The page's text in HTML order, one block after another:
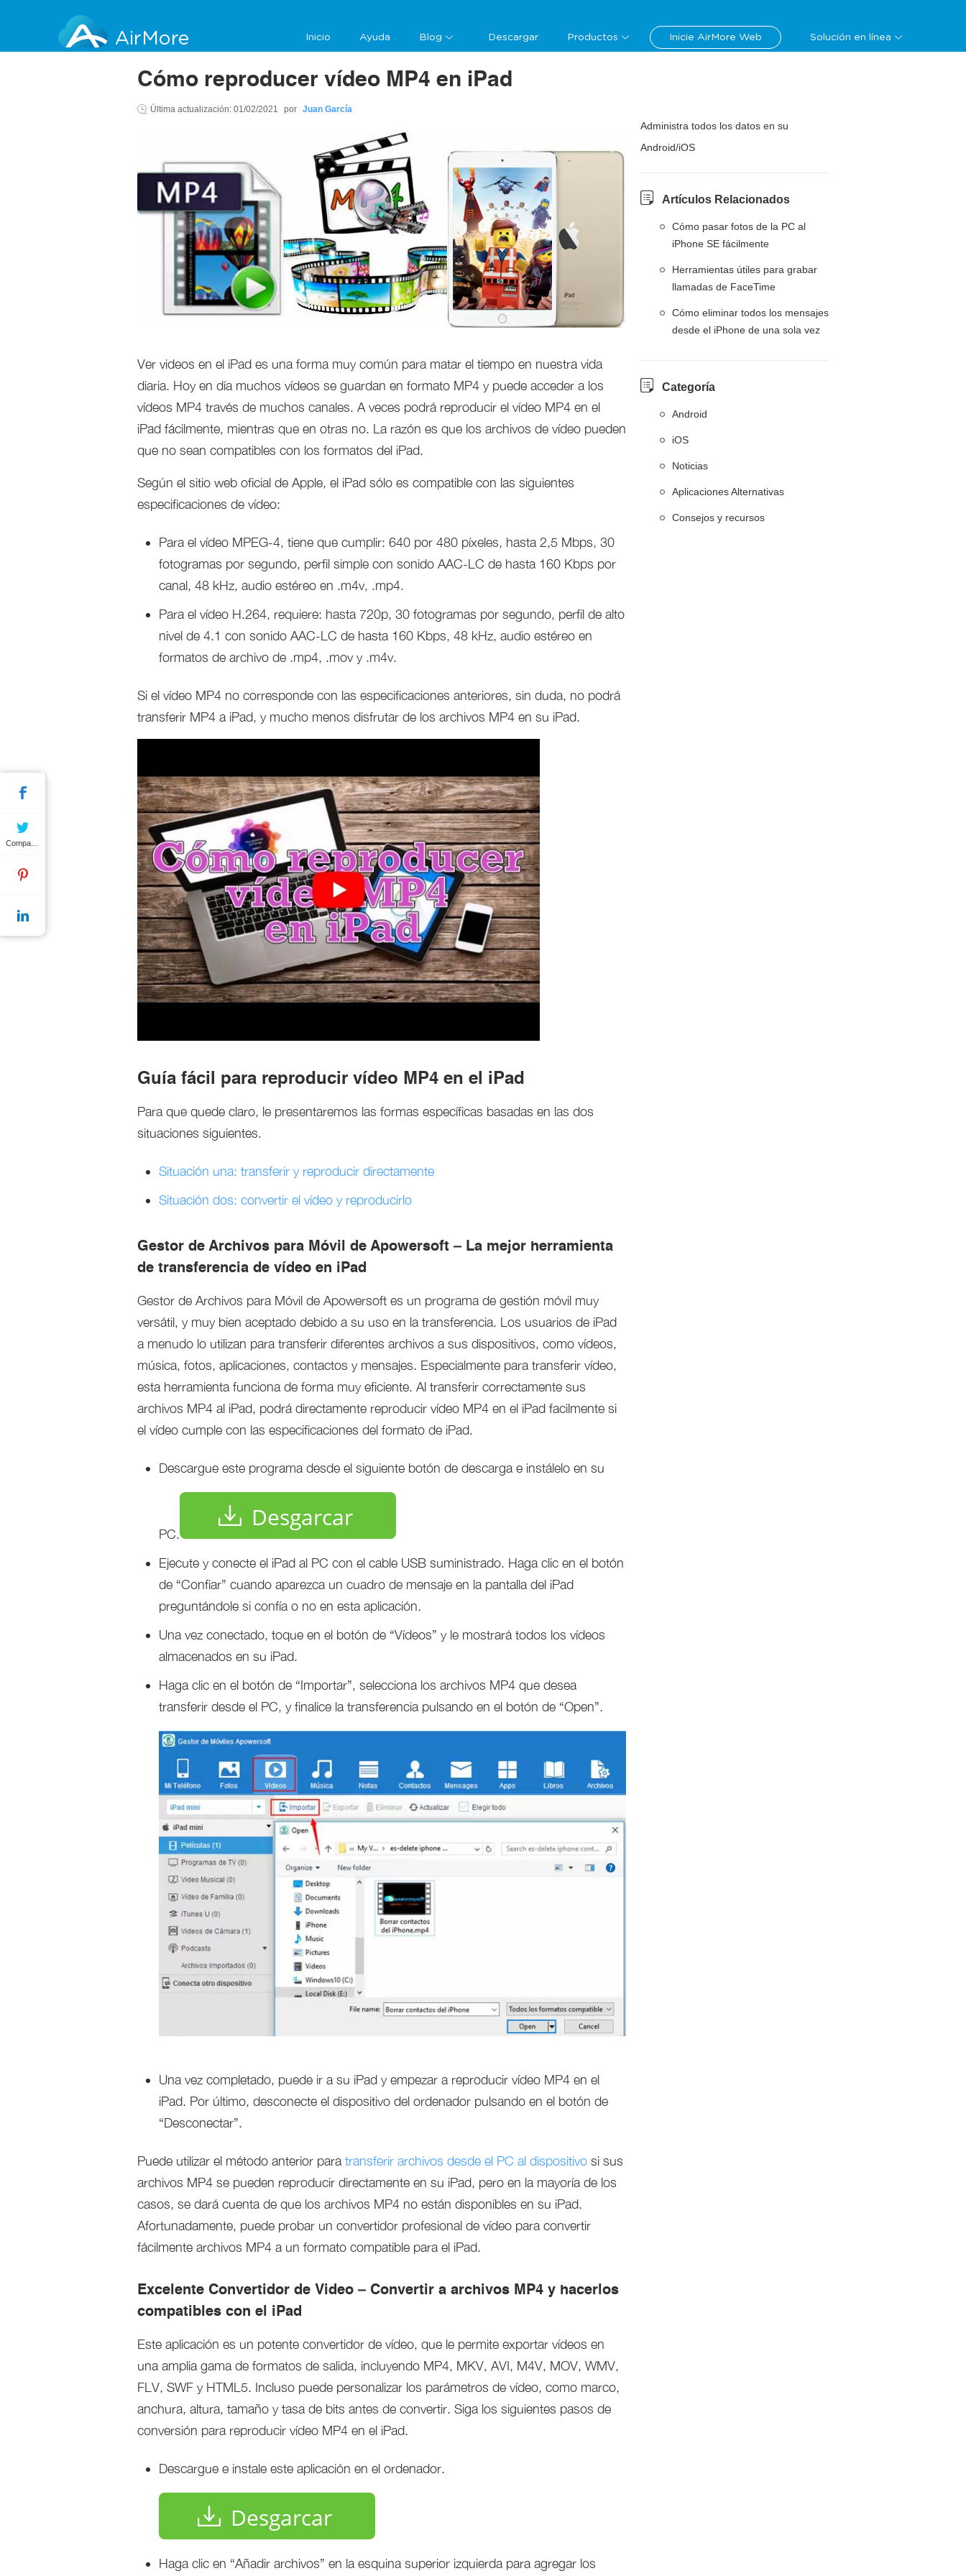
AirMore Inicio Ayuda Blog Descargar Productos Inicie AirMore Web Solución en línea
Cómo reproducer vídeo MP4 en iPad
Última actualización: 01/02/2021 por Juan García
Ver videos en el iPad es una forma muy común para matar el tiempo en nuestra vida
diaria. Hoy en día muchos vídeos se guardan en formato MP4 y puede acceder a los
vídeos MP4 través de muchos canales. A veces podrá reproducir el vídeo MP4 en el
iPad fácilmente, mientras que en otras no. La razón es que los archivos de vídeo pueden
que no sean compatibles con los formatos del iPad.
Según el sitio web oficial de Apple, el iPad sólo es compatible con las siguientes
especificaciones de vídeo:
Para el vídeo MPEG-4, tiene que cumplir: 640 por 480 píxeles, hasta 2,5 Mbps, 30
fotogramas por segundo, perfil simple con sonido AAC-LC de hasta 160 Kbps por
canal, 48 kHz, audio estéreo en .m4v, .mp4.
Para el vídeo H.264, requiere: hasta 720p, 30 fotogramas por segundo, perfil de alto
nivel de 4.1 con sonido AAC-LC de hasta 160 Kbps, 48 kHz, audio estéreo en
formatos de archivo de .mp4, .mov y .m4v.
Si el vídeo MP4 no corresponde con las especificaciones anteriores, sin duda, no podrá
transferir MP4 a iPad, y mucho menos disfrutar de los archivos MP4 en su iPad.
Guía fácil para reproducir vídeo MP4 en el iPad
Para que quede claro, le presentaremos las formas específicas basadas en las dos
situaciones siguientes.
Situación una: transferir y reproducir directamente
Situación dos: convertir el vídeo y reproducirlo
Gestor de Archivos para Móvil de Apowersoft – La mejor herramienta
de transferencia de vídeo en iPad
Gestor de Archivos para Móvil de Apowersoft es un programa de gestión móvil muy
versátil, y muy bien aceptado debido a su uso en la transferencia. Los usuarios de iPad
a menudo lo utilizan para transferir diferentes archivos a sus dispositivos, como vídeos,
música, fotos, aplicaciones, contactos y mensajes. Especialmente para transferir vídeo,
esta herramienta funciona de forma muy eficiente. Al transferir correctamente sus
archivos MP4 al iPad, podrá directamente reproducir vídeo MP4 en el iPad facilmente si
el vídeo cumple con las especificaciones del formato de iPad.
Descargue este programa desde el siguiente botón de descarga e instálelo en su
PC.
Desgarcar
Ejecute y conecte el iPad al PC con el cable USB suministrado. Haga clic en el botón
de “Confiar” cuando aparezca un cuadro de mensaje en la pantalla del iPad
preguntándole si confía o no en esta aplicación.
Una vez conectado, toque en el botón de “Vídeos” y le mostrará todos los vídeos
almacenados en su iPad.
Haga clic en el botón de “Importar”, selecciona los archivos MP4 que desea
transferir desde el PC, y finalice la transferencia pulsando en el botón de “Open”.
Una vez completado, puede ir a su iPad y empezar a reproducir vídeo MP4 en el
iPad. Por último, desconecte el dispositivo del ordenador pulsando en el botón de
“Desconectar”.
Puede utilizar el método anterior para transferir archivos desde el PC al dispositivo si sus
archivos MP4 se pueden reproducir directamente en su iPad, pero en la mayoría de los
casos, se dará cuenta de que los archivos MP4 no están disponibles en su iPad.
Afortunadamente, puede probar un convertidor profesional de vídeo para convertir
fácilmente archivos MP4 a un formato compatible para el iPad.
Excelente Convertidor de Video – Convertir a archivos MP4 y hacerlos
compatibles con el iPad
Este aplicación es un potente convertidor de vídeo, que le permite exportar vídeos en
una amplia gama de formatos de salida, incluyendo MP4, MKV, AVI, M4V, MOV, WMV,
FLV, SWF y HTML5. Incluso puede personalizar los parámetros de vídeo, como marco,
anchura, altura, tamaño y tasa de bits antes de convertir. Siga los siguientes pasos de
conversión para reproducir vídeo MP4 en el iPad.
Descargue e instale este aplicación en el ordenador.
Desgarcar
Haga clic en “Añadir archivos” en la esquina superior izquierda para agregar los
Administra todos los datos en su
Android/iOS
Artículos Relacionados
Cómo pasar fotos de la PC al
iPhone SE fácilmente
Herramientas útiles para grabar
llamadas de FaceTime
Cómo eliminar todos los mensajes
desde el iPhone de una sola vez
Categoría
Android
iOS
Noticias
Aplicaciones Alternativas
Consejos y recursos